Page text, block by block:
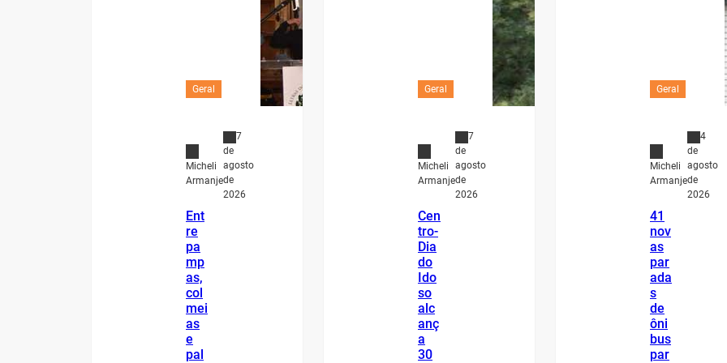
Geral
Micheli
Armanje
7
de
agosto
de
2026
Ent
re
pa
mp
as,
col
mei
as
e
pal
Geral
Micheli
Armanje
7
de
agosto
de
2026
Cen
tro-
Dia
do
Ido
so
alc
anç
a
30
Geral
Micheli
Armanje
4
de
agosto
de
2026
41
nov
as
par
ada
s
de
ôni
bus
par